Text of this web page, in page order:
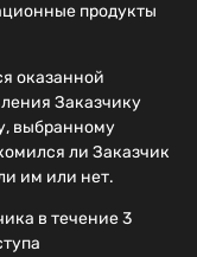
продукты
оказанной
Заказчику
выбранному
ли Заказчик
им или нет.
в течение 3